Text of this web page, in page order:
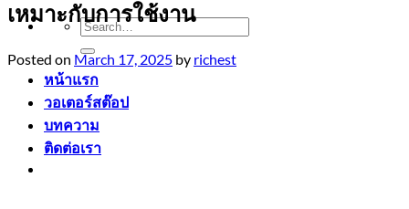
Search
for:
หน้าแรก
วอเตอร์สต๊อป
บทความ
ติดต่อเรา
เหมาะกับการใช้งาน
Posted on March 17, 2025 by richest